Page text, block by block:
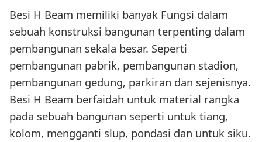
Besi H Beam memiliki banyak Fungsi dalam
sebuah konstruksi bangunan terpenting dalam
pembangunan sekala besar. Seperti
pembangunan pabrik, pembangunan stadion,
pembangunan gedung, parkiran dan sejenisnya.
Besi H Beam berfaidah untuk material rangka
pada sebuah bangunan seperti untuk tiang,
kolom, mengganti slup, pondasi dan untuk siku.